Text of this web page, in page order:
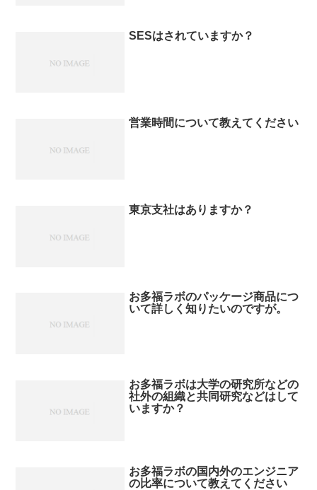
SESはされていますか？
営業時間について教えてください
東京支社はありますか？
お多福ラボのパッケージ商品につ
いて詳しく知りたいのですが。
お多福ラボは大学の研究所などの
社外の組織と共同研究などはして
いますか？
お多福ラボの国内外のエンジニア
の比率について教えてください